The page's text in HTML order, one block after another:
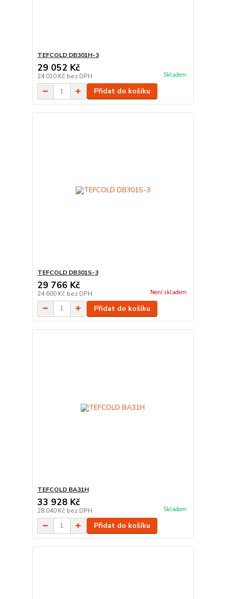
TEFCOLD DB301H-3
29 052 Kč
24 010 Kč bez DPH Skladem
Přidat do košíku
TEFCOLD DB301S-3
29 766 Kč
24 600 Kč bez DPH Není skladem
Přidat do košíku
TEFCOLD BA31H
33 928 Kč
28 040 Kč bez DPH Skladem
Přidat do košíku